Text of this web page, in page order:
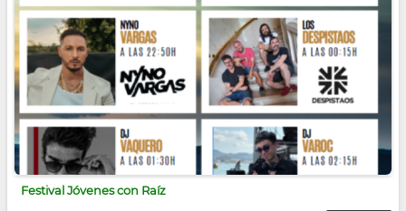
Festival Jóvenes con Raíz